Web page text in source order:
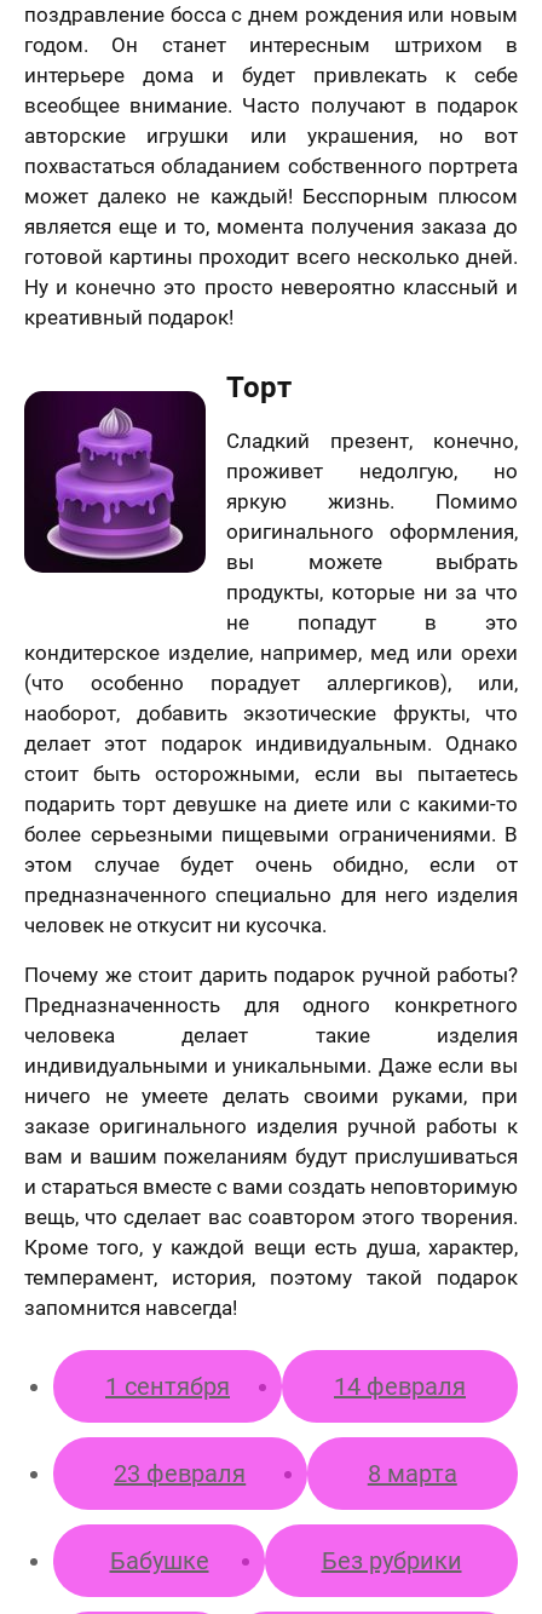
поздравление босса с днем рождения или новым
годом. Он станет интересным штрихом в
интерьере дома и будет привлекать к себе
всеобщее внимание. Часто получают в подарок
авторские игрушки или украшения, но вот
похвастаться обладанием собственного портрета
может далеко не каждый! Бесспорным плюсом
является еще и то, момента получения заказа до
готовой картины проходит всего несколько дней.
Ну и конечно это просто невероятно классный и
креативный подарок!
Торт
Сладкий презент, конечно,
проживет недолгую, но
яркую жизнь. Помимо
оригинального оформления,
вы можете выбрать
продукты, которые ни за что
не попадут в это
кондитерское изделие, например, мед или орехи
(что особенно порадует аллергиков), или,
наоборот, добавить экзотические фрукты, что
делает этот подарок индивидуальным. Однако
стоит быть осторожными, если вы пытаетесь
подарить торт девушке на диете или с какими-то
более серьезными пищевыми ограничениями. В
этом случае будет очень обидно, если от
предназначенного специально для него изделия
человек не откусит ни кусочка.
Почему же стоит дарить подарок ручной работы?
Предназначенность для одного конкретного
человека делает такие изделия
индивидуальными и уникальными. Даже если вы
ничего не умеете делать своими руками, при
заказе оригинального изделия ручной работы к
вам и вашим пожеланиям будут прислушиваться
и стараться вместе с вами создать неповторимую
вещь, что сделает вас соавтором этого творения.
Кроме того, у каждой вещи есть душа, характер,
темперамент, история, поэтому такой подарок
запомнится навсегда!
1 сентября 14 февраля
23 февраля 8 марта
Бабушке Без рубрики
Вашего портрета
Ваше имя
Ваш номер телефона
Нажимая кнопку «Заказать портрет» и отправляя
свои данные, я соглашаюсь с
политикой
конфиденциальности
Нажимая кнопку «Заказать портрет», я даю свое
согласие на обработку моих персональных
данных, в соответствии с Федеральным законом
от 27.07.2006 года №152-ФЗ «О персональных
5 шагов
К какому поводу выбираете
картину?
Ответьте на вопросы и узнайте стоимость
вашего портрета
Как
скоро
Вам
нужен
подарок?
Ответьте
на
вопросы
и
узнайте
стоимость
портрета
В течение
В течение 1-3
В течение
месяца
Пока не знаю
1 лицо
40 х 50 см
50 х 70 см
шаг!
контакты,
цену и
Вам в
кнопку
и
свои
с
кнопку
я даю
на
моих
на
отзыв
Ваша оценка*
Ваш Отзыв*
Имя*
Ваш номер телефона
Оставить отзыв